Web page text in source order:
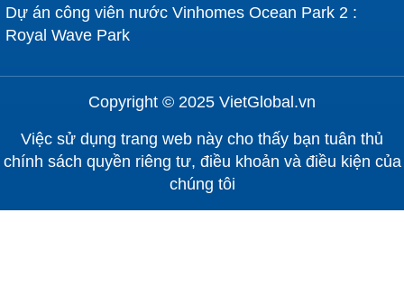
Dự án công viên nước Vinhomes Ocean Park 2 :
Royal Wave Park
Copyright © 2025 VietGlobal.vn
Việc sử dụng trang web này cho thấy bạn tuân thủ
chính sách quyền riêng tư, điều khoản và điều kiện của
chúng tôi